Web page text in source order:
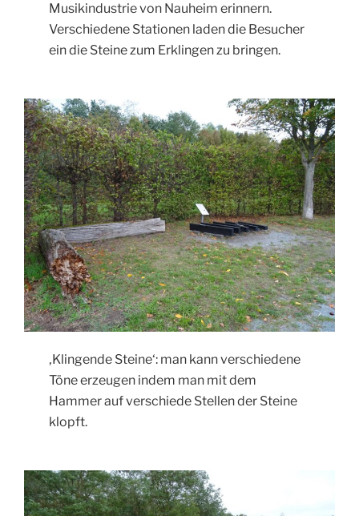
Musikindustrie von Nauheim erinnern.
Verschiedene Stationen laden die Besucher
ein die Steine zum Erklingen zu bringen.
‚Klingende Steine‘: man kann verschiedene
Töne erzeugen indem man mit dem
Hammer auf verschiede Stellen der Steine
klopft.